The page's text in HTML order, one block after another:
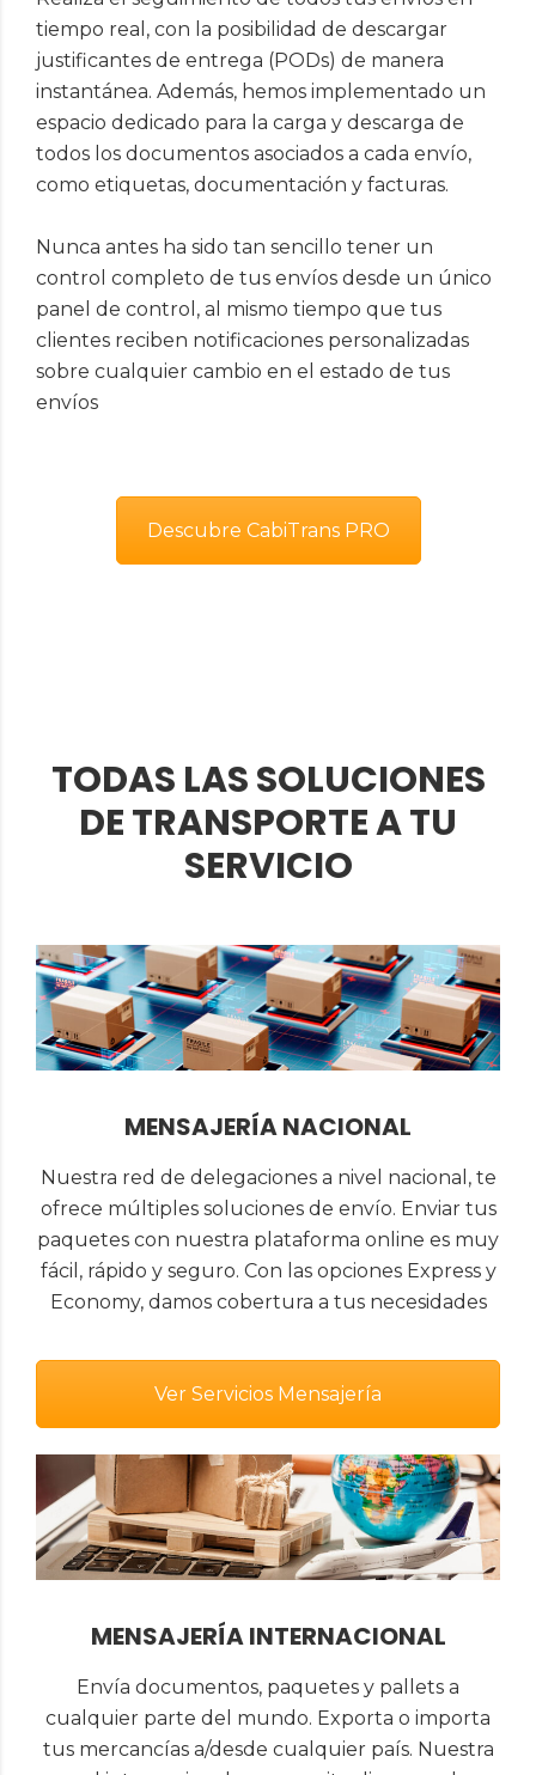
tiempo real, con la posibilidad de descargar
justificantes de entrega (PODs) de manera
instantánea. Además, hemos implementado un
espacio dedicado para la carga y descarga de
todos los documentos asociados a cada envío,
como etiquetas, documentación y facturas.
Nunca antes ha sido tan sencillo tener un
control completo de tus envíos desde un único
panel de control, al mismo tiempo que tus
clientes reciben notificaciones personalizadas
sobre cualquier cambio en el estado de tus
envíos
Descubre CabiTrans PRO
TODAS LAS SOLUCIONES
DE TRANSPORTE A TU
SERVICIO
MENSAJERÍA NACIONAL
Nuestra red de delegaciones a nivel nacional, te
ofrece múltiples soluciones de envío. Enviar tus
paquetes con nuestra plataforma online es muy
fácil, rápido y seguro. Con las opciones Express y
Economy, damos cobertura a tus necesidades
Ver Servicios Mensajería
MENSAJERÍA INTERNACIONAL
Envía documentos, paquetes y pallets a
cualquier parte del mundo. Exporta o importa
tus mercancías a/desde cualquier país. Nuestra